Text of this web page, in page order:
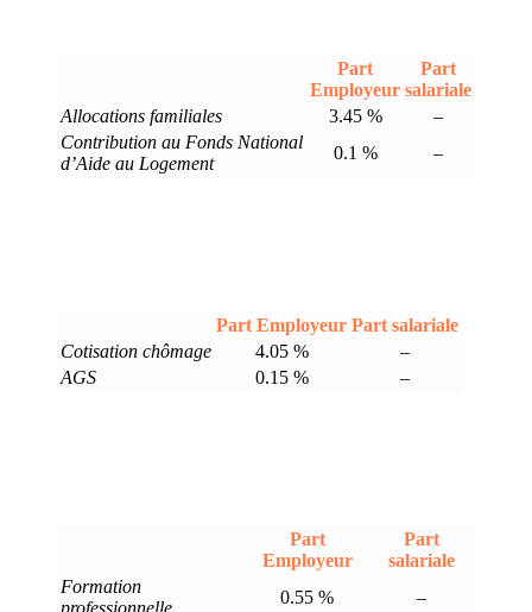
Part
Employeur
Part
salariale
Allocations familiales
3.45 %
–
Contribution au Fonds National
d’Aide au Logement
0.1 % –
Part Employeur Part salariale
Cotisation chômage
4.05 %
–
AGS
0.15 % –
Part
Employeur
Part
salariale
Formation
0.55 %
–